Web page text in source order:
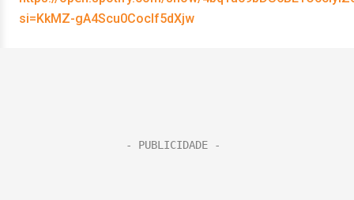
si=KkMZ-gA4Scu0Coclf5dXjw